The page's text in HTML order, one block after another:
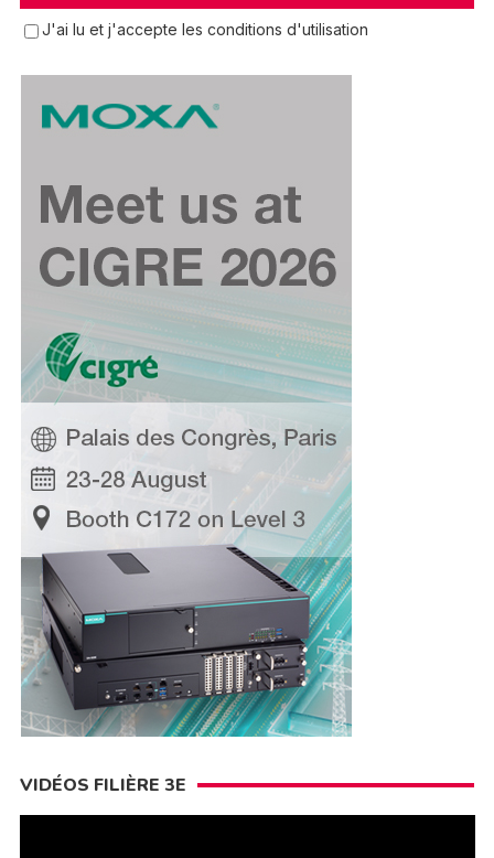
J'ai lu et j'accepte les conditions d'utilisation
VIDÉOS FILIÈRE 3E